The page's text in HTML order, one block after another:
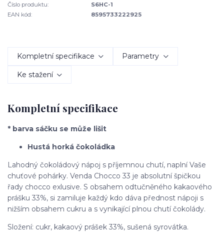
Číslo produktu:
S6HC-1
EAN kód:
8595733222925
Kompletní specifikace Parametry
Ke stažení
Kompletní specifikace
* barva sáčku se může lišit
Hustá horká čokoládka
Lahodný čokoládový nápoj s příjemnou chutí, naplní Vaše
chuťové pohárky. Venda Chocco 33 je absolutní špičkou
řady chocco exlusive. S obsahem odtučněného kakaového
prášku 33%, si zamiluje každý kdo dáva přednost nápoji s
nižším obsahem cukru a s vynikající plnou chutí čokolády.
Složení: cukr, kakaový prášek 33%, sušená syrovátka.